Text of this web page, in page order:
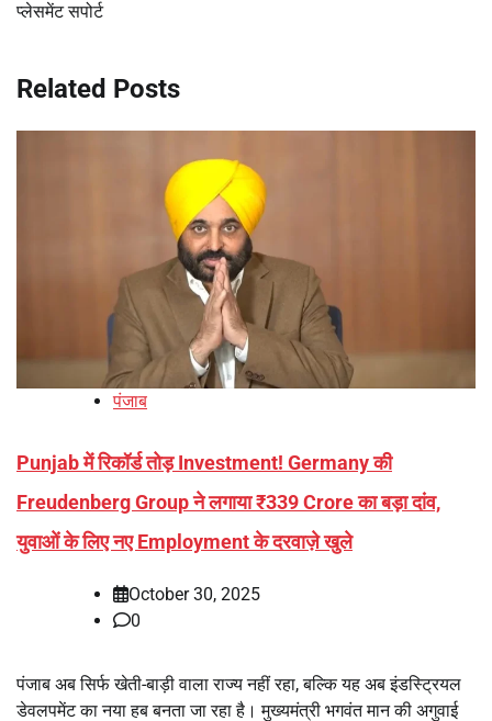
प्लेसमेंट सपोर्ट
Related Posts
पंजाब
Punjab में रिकॉर्ड तोड़ Investment! Germany की
Freudenberg Group ने लगाया ₹339 Crore का बड़ा दांव,
युवाओं के लिए नए Employment के दरवाज़े खुले
October 30, 2025
0
पंजाब अब सिर्फ खेती-बाड़ी वाला राज्य नहीं रहा, बल्कि यह अब इंडस्ट्रियल
डेवलपमेंट का नया हब बनता जा रहा है। मुख्यमंत्री भगवंत मान की अगुवाई